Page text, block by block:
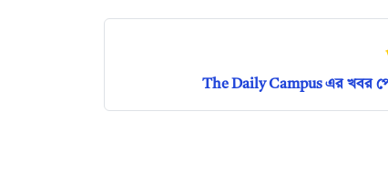
The Daily Campus এর খবর